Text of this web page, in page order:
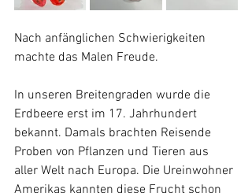
Nach anfänglichen Schwierigkeiten
machte das Malen Freude.
In unseren Breitengraden wurde die
Erdbeere erst im 17. Jahrhundert
bekannt. Damals brachten Reisende
Proben von Pflanzen und Tieren aus
aller Welt nach Europa. Die Ureinwohner